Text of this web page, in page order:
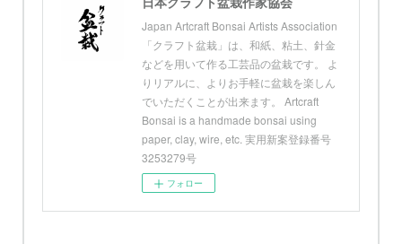
Japan Artcraft Bonsai Artists Association
「クラフト盆栽」は、和紙、粘土、針金
などを用いて作る工芸品の盆栽です。 よ
りリアルに、よりお手軽に盆栽を楽しん
でいただくことが出来ます。 Artcraft
Bonsai is a handmade bonsai using
paper, clay, wire, etc. 実用新案登録番号
3253279号
フォロー